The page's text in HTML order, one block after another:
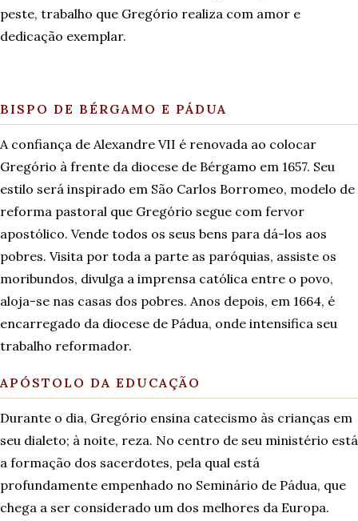
peste, trabalho que Gregório realiza com amor e
dedicação exemplar.
BISPO DE BÉRGAMO E PÁDUA
A confiança de Alexandre VII é renovada ao colocar
Gregório à frente da diocese de Bérgamo em 1657. Seu
estilo será inspirado em São Carlos Borromeo, modelo de
reforma pastoral que Gregório segue com fervor
apostólico. Vende todos os seus bens para dá-los aos
pobres. Visita por toda a parte as paróquias, assiste os
moribundos, divulga a imprensa católica entre o povo,
aloja-se nas casas dos pobres. Anos depois, em 1664, é
encarregado da diocese de Pádua, onde intensifica seu
trabalho reformador.
APÓSTOLO DA EDUCAÇÃO
Durante o dia, Gregório ensina catecismo às crianças em
seu dialeto; à noite, reza. No centro de seu ministério está
a formação dos sacerdotes, pela qual está
profundamente empenhado no Seminário de Pádua, que
chega a ser considerado um dos melhores da Europa.